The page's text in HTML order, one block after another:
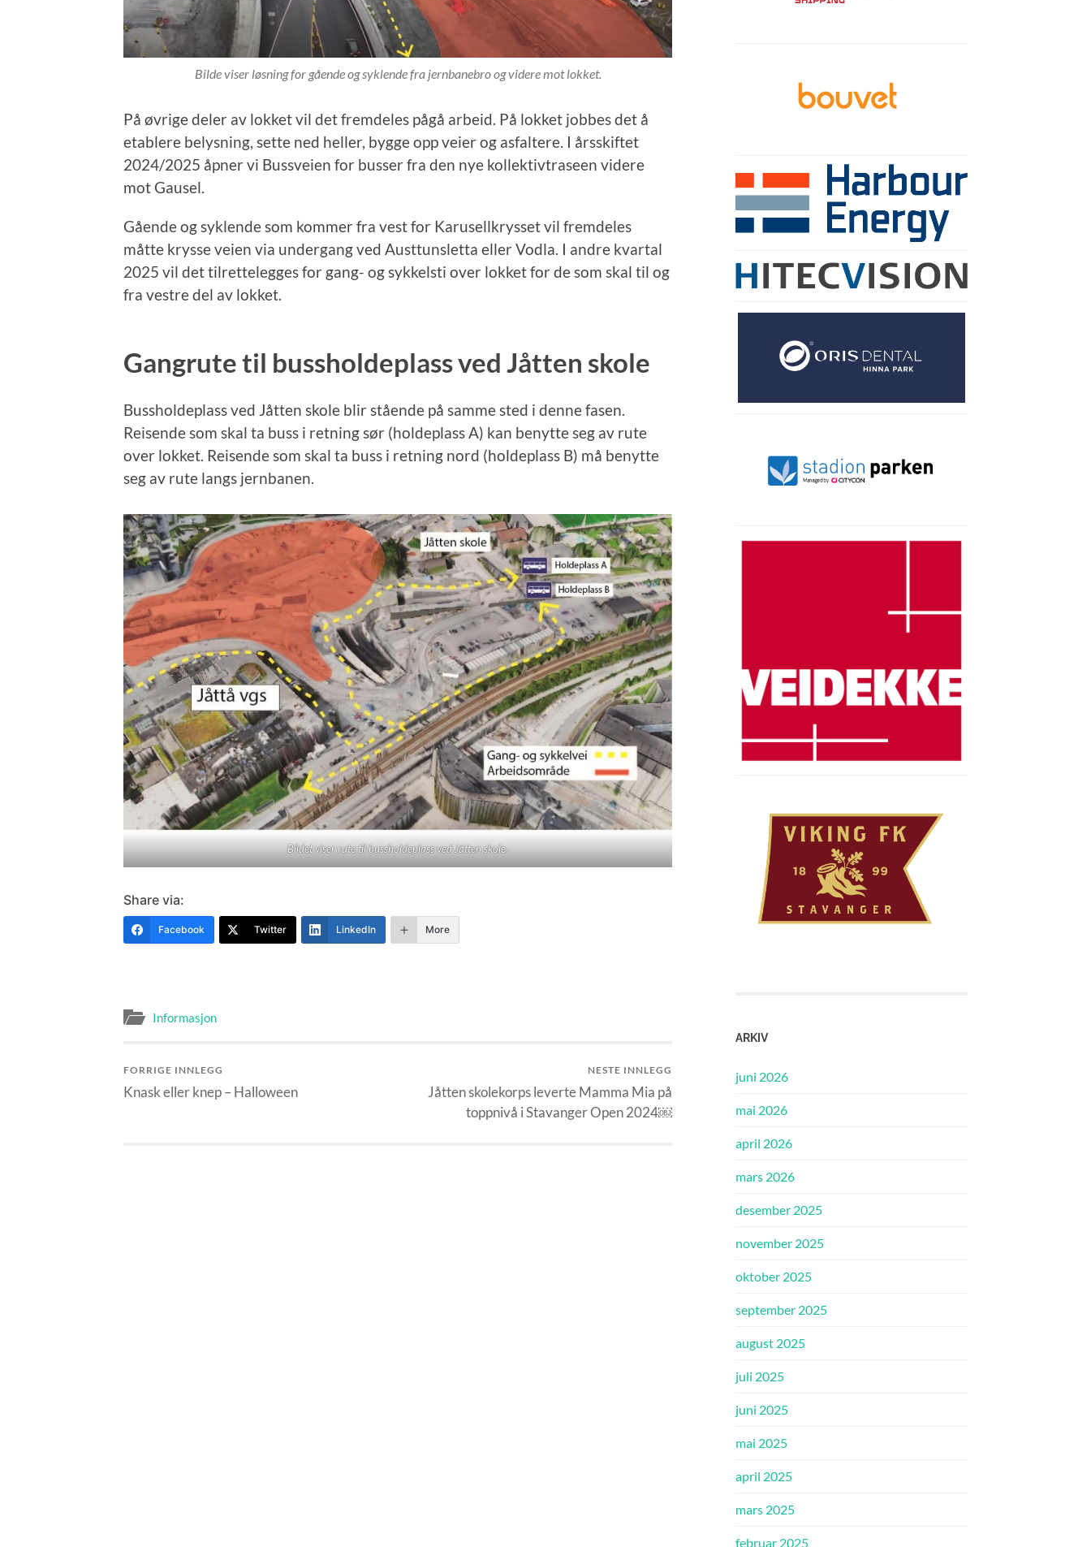
Bilde viser løsning for gående og syklende fra jernbanebro og videre mot lokket.
På øvrige deler av lokket vil det fremdeles pågå arbeid. På lokket jobbes det å
etablere belysning, sette ned heller, bygge opp veier og asfaltere. I årsskiftet
2024/2025 åpner vi Bussveien for busser fra den nye kollektivtraseen videre
mot Gausel.
Gående og syklende som kommer fra vest for Karusellkrysset vil fremdeles
måtte krysse veien via undergang ved Austtunsletta eller Vodla. I andre kvartal
2025 vil det tilrettelegges for gang- og sykkelsti over lokket for de som skal til og
fra vestre del av lokket.
Gangrute til bussholdeplass ved Jåtten skole
Bussholdeplass ved Jåtten skole blir stående på samme sted i denne fasen.
Reisende som skal ta buss i retning sør (holdeplass A) kan benytte seg av rute
over lokket. Reisende som skal ta buss i retning nord (holdeplass B) må benytte
seg av rute langs jernbanen.
Bildet viser rute til bussholdeplass ved Jåtten skole.
Share via:
Facebook Twitter LinkedIn More
Informasjon
FORRIGE INNLEGG
Knask eller knep – Halloween
NESTE INNLEGG
Jåtten skolekorps leverte Mamma Mia på
toppnivå i Stavanger Open 2024￼
ARKIV
juni 2026
mai 2026
april 2026
mars 2026
desember 2025
november 2025
oktober 2025
september 2025
august 2025
juli 2025
juni 2025
mai 2025
april 2025
mars 2025
februar 2025